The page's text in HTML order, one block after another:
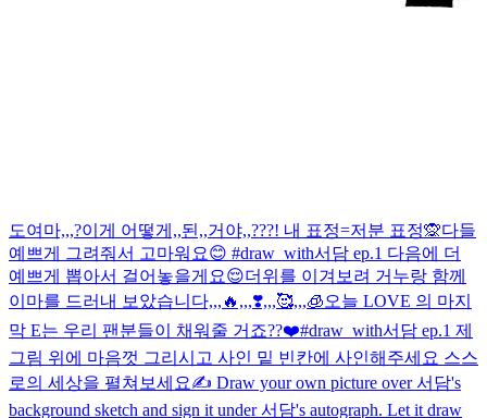
도여마,,,?이게 어떻게,,된,,거야,,???! 내 표정=저분 표정🙊다들
예쁘게 그려줘서 고마워요😊 #draw_with서담 ep.1 다음에 더
예쁘게 뽑아서 걸어놓을게요😌더위를 이겨보려 거누랑 함께
이마를 드러내 보았습니다,,,🔥,,,❣️,,,🥰,,,🧊오늘 LOVE 의 마지
막 E는 우리 팬분들이 채워줄 거죠??❤️#draw_with서담 ep.1 제
그림 위에 마음껏 그리시고 사인 밑 빈칸에 사인해주세요 스스
로의 세상을 펼쳐보세요✍️ Draw your own picture over 서담's
background sketch and sign it under 서담's autograph. Let it draw